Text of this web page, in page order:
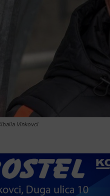
Vinkovci